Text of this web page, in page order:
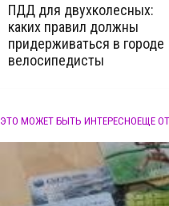
ПДД для двухколесных:
каких правил должны
придерживаться в городе
велосипедисты
ЭТО МОЖЕТ БЫТЬ ИНТЕРЕСНОЕЩЕ